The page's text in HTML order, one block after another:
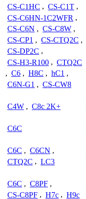
CS-C1HC , CS-C1T ,
CS-C6HN-1C2WFR ,
CS-C6N , CS-C8W ,
CS-CP1 , CS-CTQ2C ,
CS-DP2C ,
CS-H3-R100 , CTQ2C
, C6 , H8C , hC1 ,
C6N-G1 , CS-CW8
C4W , C8c 2K+
C6C
C6C , C6CN ,
CTQ2C , LC3
C6C , C8PF ,
CS-C8PF , H7c , H9c